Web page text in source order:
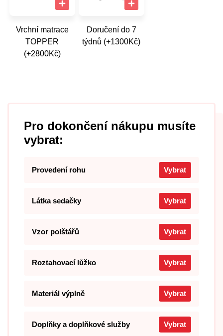
Vrchní matrace
TOPPER
(+2800Kč)
Doručení do 7
týdnů (+1300Kč)
Pro dokončení nákupu musíte
vybrat:
Provedení rohu Vybrat
Látka sedačky Vybrat
Vzor polštářů Vybrat
Roztahovací lůžko Vybrat
Materiál výplně Vybrat
Doplňky a doplňkové služby Vybrat